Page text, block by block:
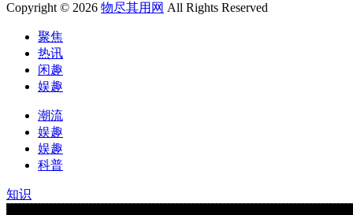
Copyright © 2026 物尽其用网 All Rights Reserved
聚焦
热讯
闲趣
娱趣
潮流
娱趣
娱趣
科普
知识